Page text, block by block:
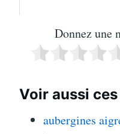
Donnez une
Voir aussi
aubergines